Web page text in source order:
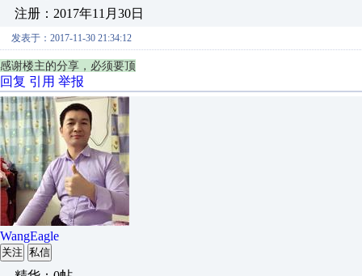
注册：2017年11月30日
发表于：2017-11-30 21:34:12
感谢楼主的分享，必须要顶
回复 引用 举报
WangEagle
关注 私信